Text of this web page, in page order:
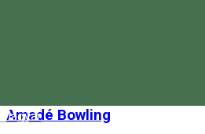
Magyar
Amadé Bowling